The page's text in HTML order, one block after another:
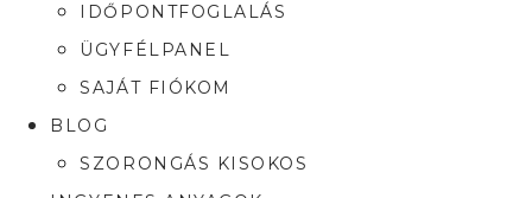
IDŐPONTFOGLALÁS
ÜGYFÉLPANEL
SAJÁT FIÓKOM
BLOG
SZORONGÁS KISOKOS